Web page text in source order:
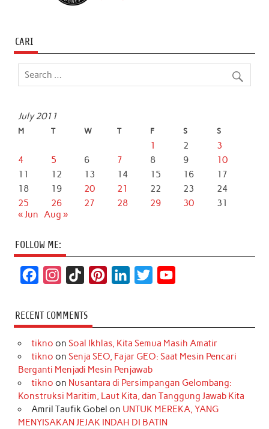
CARI
July 2011
M T W T F S S
1 2
3
4
5 6 7 8 9
10
11
12 13 14 15 16
17
18
19 20 21 22 23
24
25
26 27 28 29 30
31
« Jun Aug »
FOLLOW ME:
c
e
b
o
k
s
t
a
r
a
m
k
T
o
k
t
e
e
s
t
k
e
d
I
n
t
t
r
T
u
e
RECENT COMMENTS
tikno on Soal Ikhlas, Kita Semua Masih Amatir
tikno on Senja SEO, Fajar GEO: Saat Mesin Pencari
Berganti Menjadi Mesin Penjawab
tikno on Nusantara di Persimpangan Gelombang:
Konstruksi Maritim, Laut Kita, dan Tanggung Jawab Kita
Amril Taufik Gobel on UNTUK MEREKA, YANG
MENYISAKAN JEJAK INDAH DI BATIN